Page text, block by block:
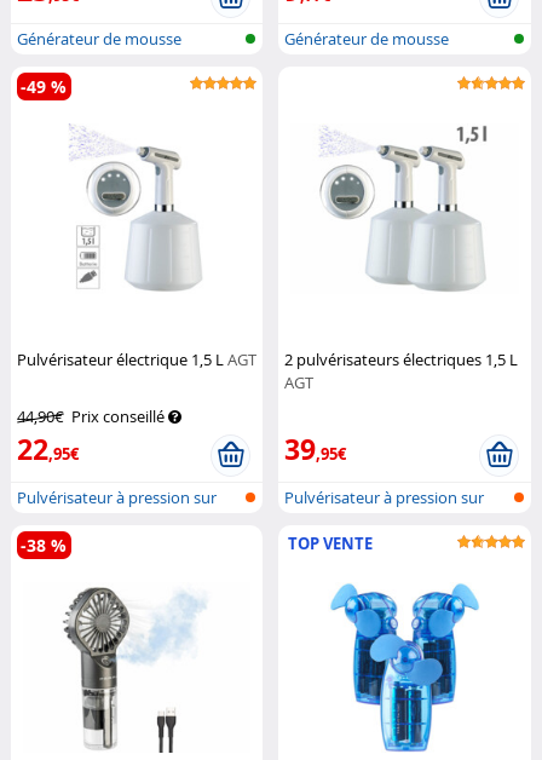
Générateur de mousse
universel
Générateur de mousse
Pulvérisateur électrique 1,5 LAGT
44,90€ Prix conseillé
22,95€
-49 %
Pulvérisateur à pression sur
batter...
2 pulvérisateurs électriques 1,5 L
AGT
39,95€
Pulvérisateur à pression sur
-38 % TOP VENTE